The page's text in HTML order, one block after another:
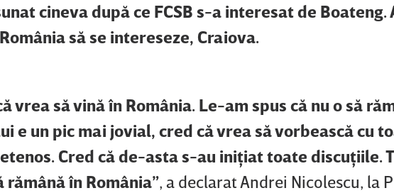
cineva după ce FCSB s-a interesat de Boateng.
să se intereseze, Craiova.
vrea să vină în România. Le-am spus că nu o să
e un pic mai jovial, cred că vrea să vorbească cu
Cred că de-asta s-au iniţiat toate discuţiile.
rămână în România”, a declarat Andrei Nicolescu, la